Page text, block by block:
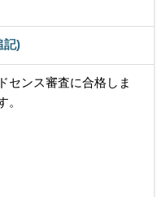
記)
センス審査に合格しま
。